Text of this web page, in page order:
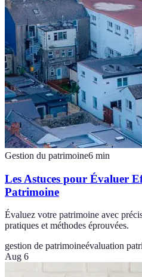
Gestion du patrimoine6 min
Les Astuces pour Évaluer
Patrimoine
Évaluez votre patrimoine avec
pratiques et méthodes éprouvées.
gestion de patrimoineévaluation
Aug 6